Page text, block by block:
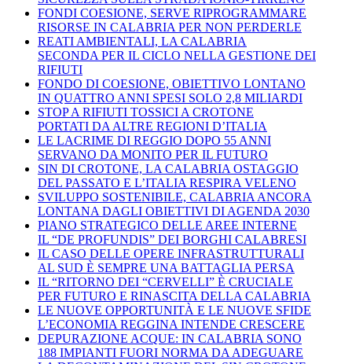
FONDI COESIONE, SERVE RIPROGRAMMARE
RISORSE IN CALABRIA PER NON PERDERLE
REATI AMBIENTALI, LA CALABRIA
SECONDA PER IL CICLO NELLA GESTIONE DEI
RIFIUTI
FONDO DI COESIONE, OBIETTIVO LONTANO
IN QUATTRO ANNI SPESI SOLO 2,8 MILIARDI
STOP A RIFIUTI TOSSICI A CROTONE
PORTATI DA ALTRE REGIONI D’ITALIA
LE LACRIME DI REGGIO DOPO 55 ANNI
SERVANO DA MONITO PER IL FUTURO
SIN DI CROTONE, LA CALABRIA OSTAGGIO
DEL PASSATO E L’ITALIA RESPIRA VELENO
SVILUPPO SOSTENIBILE, CALABRIA ANCORA
LONTANA DAGLI OBIETTIVI DI AGENDA 2030
PIANO STRATEGICO DELLE AREE INTERNE
IL “DE PROFUNDIS” DEI BORGHI CALABRESI
IL CASO DELLE OPERE INFRASTRUTTURALI
AL SUD È SEMPRE UNA BATTAGLIA PERSA
IL “RITORNO DEI “CERVELLI” È CRUCIALE
PER FUTURO E RINASCITA DELLA CALABRIA
LE NUOVE OPPORTUNITÀ E LE NUOVE SFIDE
L’ECONOMIA REGGINA INTENDE CRESCERE
DEPURAZIONE ACQUE: IN CALABRIA SONO
188 IMPIANTI FUORI NORMA DA ADEGUARE